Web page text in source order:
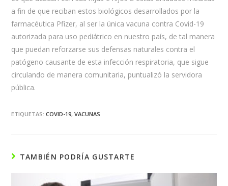
a fin de que reciban estos biológicos desarrollados por la
farmacéutica Pfizer, al ser la única vacuna contra Covid-19
autorizada para uso pediátrico en nuestro país, de tal manera
que puedan reforzarse sus defensas naturales contra el
patógeno causante de esta infección respiratoria, que sigue
circulando de manera comunitaria, puntualizó la servidora
pública.
ETIQUETAS:COVID-19, VACUNAS
TAMBIÉN PODRÍA GUSTARTE